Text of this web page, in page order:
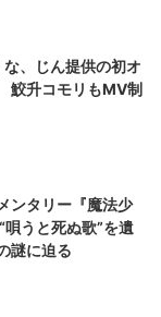
、じん提供の初オ
鮫升コモリもMV制
ンタリー『魔法少
唄うと死ぬ歌”を遺
謎に迫る